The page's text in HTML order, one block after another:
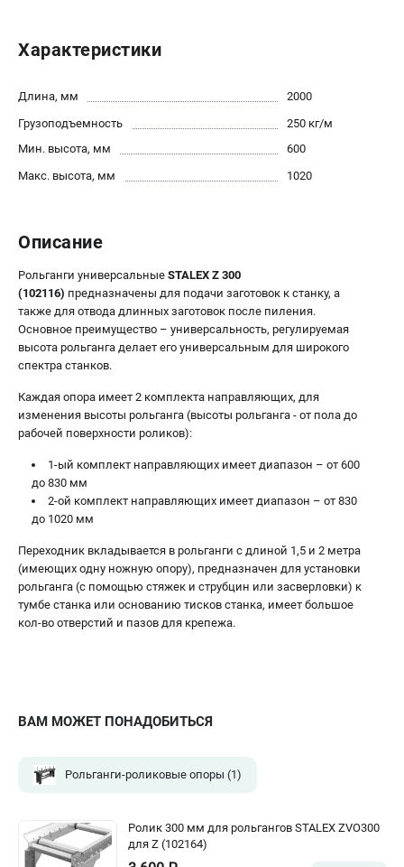
Юридическим лицам
Доставка
Новости
Как выбрать заточной станок?
Арматурогибы ручные и электрические
Токарные станки и их особенности
ТЕЛЕФОН (САНКТ-ПЕТЕРБУРГ)
+7 (812) 564-50-74
офертой.
проспект Александровской Фермы, 29АЛ
пн-пт - с 9:00 до 18:00
сб - с 10:00 до 16:00
вс - выходной
zakaz@stalex-shop.ru
ВАМ МОЖЕТ ПОНАДОБИТЬСЯ
Рольганги-роликовые опоры (1)
Ролик 300 мм для рольгангов STALEX ZVO300
для Z (102164)
Характеристики
Длина, мм
2000
Грузоподъемность
250 кг/м
Мин. высота, мм
600
Макс. высота, мм
1020
Описание
Рольганги универсальные STALEX Z 300
(102116) предназначены для подачи заготовок к станку, а
также для отвода длинных заготовок после пиления.
Основное преимущество – универсальность, регулируемая
высота рольганга делает его универсальным для широкого
спектра станков.
Каждая опора имеет 2 комплекта направляющих, для
изменения высоты рольганга (высоты рольганга - от пола до
рабочей поверхности роликов):
1-ый комплект направляющих имеет диапазон – от 600
до 830 мм
2-ой комплект направляющих имеет диапазон – от 830
до 1020 мм
Переходник вкладывается в рольганги с длиной 1,5 и 2 метра
(имеющих одну ножную опору), предназначен для установки
рольганга (с помощью стяжек и струбцин или засверловки) к
тумбе станка или основанию тисков станка, имеет большое
кол-во отверстий и пазов для крепежа.